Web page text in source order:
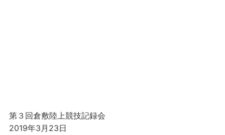
第３回倉敷陸上競技記録会
2019年3月23日